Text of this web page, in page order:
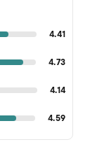
4.41
4.73
4.14
4.59